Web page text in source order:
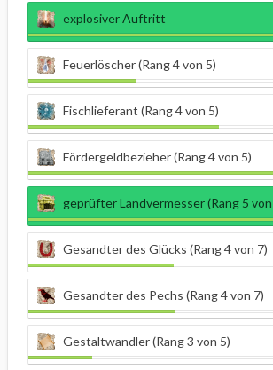
explosiver Auftritt
Feuerlöscher (Rang 4 von 5)
Fischlieferant (Rang 4 von 5)
Fördergeldbezieher (Rang 4 von 5)
geprüfter Landvermesser (Rang 5 von
Gesandter des Glücks (Rang 4 von 7)
Gesandter des Pechs (Rang 4 von 7)
Gestaltwandler (Rang 3 von 5)